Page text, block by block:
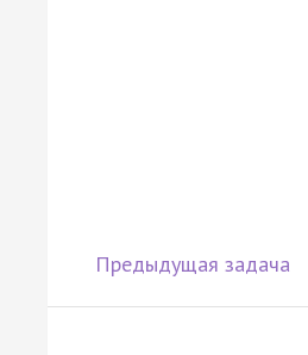
Предыдущая задача